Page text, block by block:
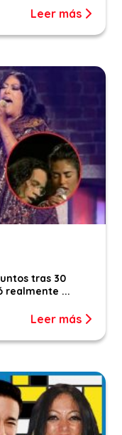
Leer más
tras 30
realmente ...
Leer más